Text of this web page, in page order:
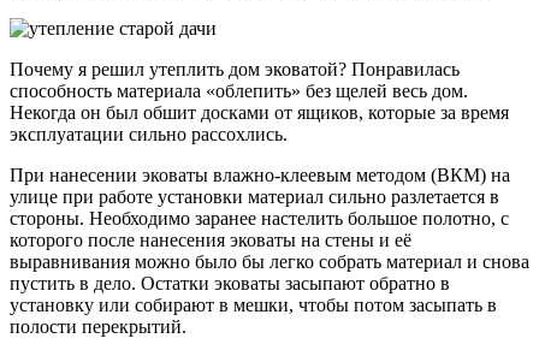
Почему я решил утеплить дом эковатой? Понравилась
способность материала «облепить» без щелей весь дом.
Некогда он был обшит досками от ящиков, которые за время
эксплуатации сильно рассохлись.
При нанесении эковаты влажно-клеевым методом (ВКМ) на
улице при работе установки материал сильно разлетается в
стороны. Необходимо заранее настелить большое полотно, с
которого после нанесения эковаты на стены и её
выравнивания можно было бы легко собрать материал и снова
пустить в дело. Остатки эковаты засыпают обратно в
установку или собирают в мешки, чтобы потом засыпать в
полости перекрытий.